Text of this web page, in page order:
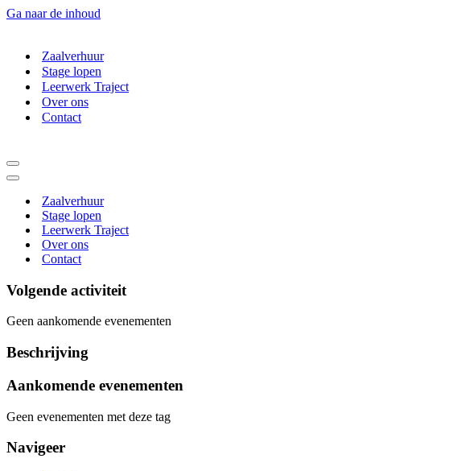
Ga naar de inhoud
Zaalverhuur
Stage lopen
Leerwerk Traject
Over ons
Contact
Navigatie
Menu
Navigatie
Zaalverhuur
Stage lopen
Leerwerk Traject
Over ons
Contact
Volgende activiteit
Geen aankomende evenementen
Beschrijving
Aankomende evenementen
Geen evenementen met deze tag
Navigeer